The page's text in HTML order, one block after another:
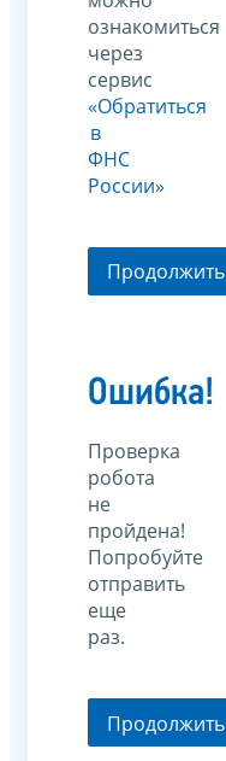
ознакомиться
через
сервис
«Обратиться
в
ФНС
России»
Продолжить
Ошибка!
Проверка
робота
не
пройдена!
Попробуйте
отправить
еще
раз.
Продолжить